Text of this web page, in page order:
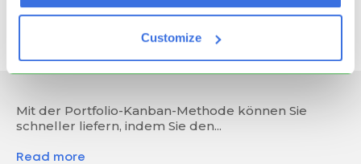
Customize
Mit der Portfolio-Kanban-Methode können Sie
schneller liefern, indem Sie den...
Read more